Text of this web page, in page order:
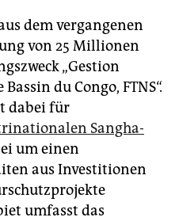
dem vergangenen
von 25 Millionen
„Gestion
du Congo, FTNS“.
dabei für
Sangha-
um einen
aus Investitionen
umfasst das